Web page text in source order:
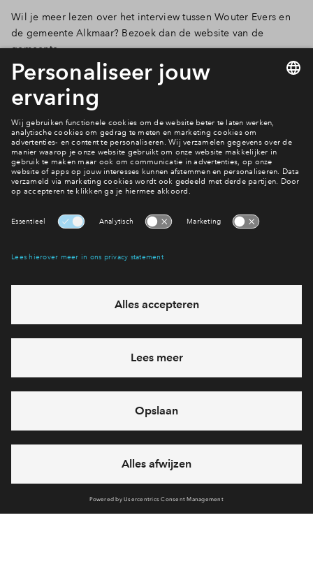
Wil je meer lezen over het interview tussen Wouter Evers en
de gemeente Alkmaar? Bezoek dan de website van de
gemeente.
Lees verder
Meer weten over Kanaaldijk?
Naar de homepage
Interesse? Meld je dan snel aan
Hiermee blijf je op de hoogte van het belangrijkste nieuws en
Ja, ik wil mij aanmelden
Heb je een vraag en wil je direct antwoord? Bel ons op
+31887122662
feestdagen)
vandaag gesloten, maandag zijn we vanaf
09:00 uur weer
bereikbaar